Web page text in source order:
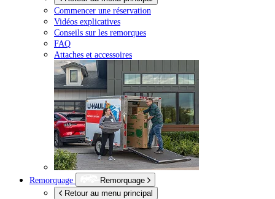
Commencer une réservation
Vidéos explicatives
Conseils sur les remorques
FAQ
Attaches et accessoires
Remorquage
Remorquage
Retour au menu principal